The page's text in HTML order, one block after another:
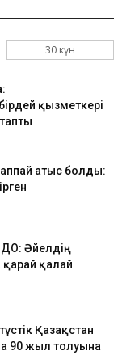
30 күн
қызметкері
атыс болды:
Әйелдің
қалай
Қазақстан
90 жыл толуына